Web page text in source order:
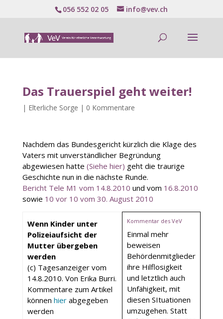
056 552 02 05 info@vev.ch
Das Trauerspiel geht weiter!
| Elterliche Sorge | 0 Kommentare
Nachdem das Bundesgericht kürzlich die Klage des
Vaters mit unverständlicher Begründung
abgewiesen hatte (Siehe hier) geht die traurige
Geschichte nun in die nächste Runde.
Bericht Tele M1 vom 14.8.2010 und vom 16.8.2010
sowie 10 vor 10 vom 30. August 2010
Wenn Kinder unter
Polizeiaufsicht der
Mutter übergeben
werden
(c) Tagesanzeiger vom
14.8.2010. Von Erika Burri.
Kommentare zum Artikel
können hierabgegeben
werden
Kommentar des VeV
Einmal mehr
beweisen
Behördenmitglieder
ihre Hilflosigkeit
und letztlich auch
Unfähigkeit, mit
diesen SItuationen
umzugehen. Statt